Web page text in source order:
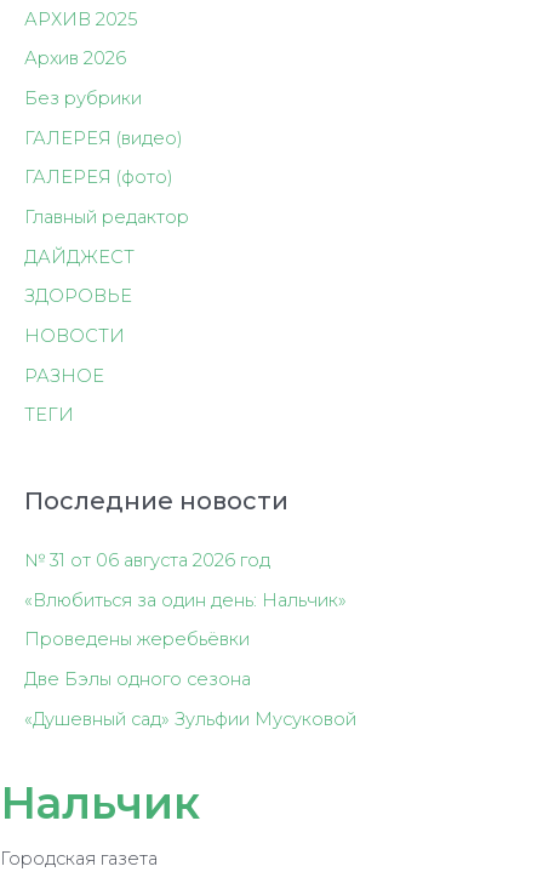
АРХИВ 2025
Архив 2026
Без рубрики
ГАЛЕРЕЯ (видео)
ГАЛЕРЕЯ (фото)
Главный редактор
ДАЙДЖЕСТ
ЗДОРОВЬЕ
НОВОСТИ
РАЗНОЕ
ТЕГИ
Последние новости
№ 31 от 06 августа 2026 год
«Влюбиться за один день: Нальчик»
Проведены жеребьёвки
Две Бэлы одного сезона
«Душевный сад» Зульфии Мусуковой
Нальчик
Городская газета